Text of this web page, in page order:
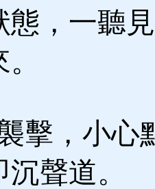
態，一聽
擊，小心
聲道。